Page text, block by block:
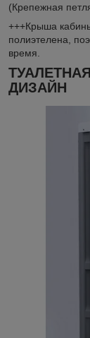
(Крепежная
+++Крыша
полиэтелена,
время.
ДИЗАЙН